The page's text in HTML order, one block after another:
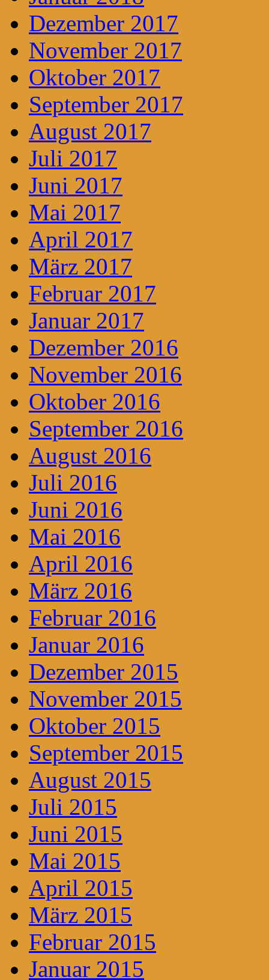
Dezember 2017
November 2017
Oktober 2017
September 2017
August 2017
Juli 2017
Juni 2017
Mai 2017
April 2017
März 2017
Februar 2017
Januar 2017
Dezember 2016
November 2016
Oktober 2016
September 2016
August 2016
Juli 2016
Juni 2016
Mai 2016
April 2016
März 2016
Februar 2016
Januar 2016
Dezember 2015
November 2015
Oktober 2015
September 2015
August 2015
Juli 2015
Juni 2015
Mai 2015
April 2015
März 2015
Februar 2015
Januar 2015